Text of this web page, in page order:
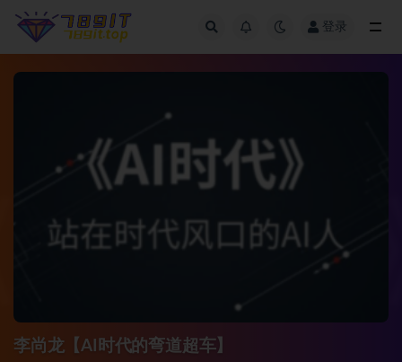
登录
李尚龙【AI时代的弯道超车】